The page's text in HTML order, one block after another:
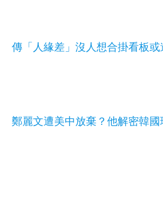
傳「人緣差」沒人想合掛看板
鄭麗文遭美中放棄？他解密韓